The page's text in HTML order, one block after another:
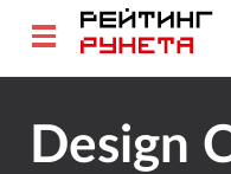
Design